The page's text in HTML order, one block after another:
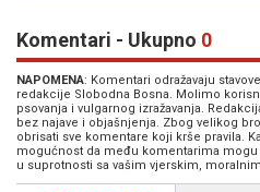
Komentari - Ukupno 0
NAPOMENA: Komentari odražavaju
redakcije Slobodna Bosna. Molimo
psovanja i vulgarnog izražavanja.
bez najave i objašnjenja. Zbog velikog
obrisati sve komentare koji krše pravila.
mogućnost da među komentarima
u suprotnosti sa vašim vjerskim,